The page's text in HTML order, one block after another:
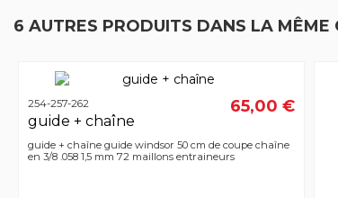
6 AUTRES PRODUITS DANS LA MÊME
254-257-262
guide + chaîne
65,00 €
guide + chaîne guide windsor 50 cm de coupe chaîne
en 3/8 .058 1,5 mm 72 maillons entraineurs